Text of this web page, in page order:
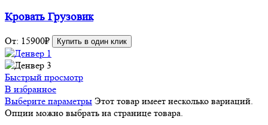
Кровать Грузовик
От: 15900₽ Купить в один клик
Быстрый просмотр
В избранное
Выберите параметры Этот товар имеет несколько вариаций.
Опции можно выбрать на странице товара.